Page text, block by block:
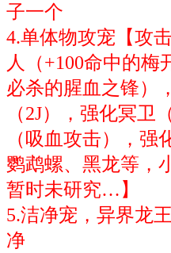
子一个
4.单体物攻宠【攻
人（+100命中的梅
必杀的腥血之锋）
（2J），强化冥卫
（吸血攻击），强
鹦鹉螺、黑龙等，
暂时未研究…】
5.洁净宠，异界龙
净